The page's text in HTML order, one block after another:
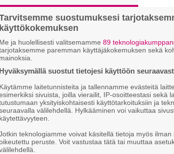
suostumuksesi
käyttökokemuksen
Me ja huolellisesti valitsemamme 89
paremman käyttäjäkokemuksen sekä
mainoksia.
Hyväksymällä suostut tietojesi käyttöön
Käytämme laitetunnisteita ja tallennamme evästeitä
sivuista, joilla vierailit, IP-osoitteestasi sekä
yksityiskohtaisesti käyttötarkoituksiin ja
välilehdellä. Hylkääminen voi vaikuttaa
käytettävyyteen.
teknologiamme voivat käsitellä tietoja myös
peruste. Voit vastustaa tätä tai muuttaa